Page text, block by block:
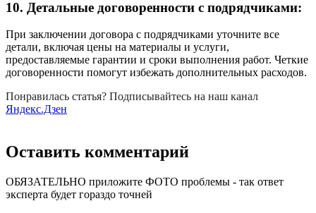
10. Детальные договоренности с подрядчиками:
При заключении договора с подрядчиками уточните все
детали, включая цены на материалы и услуги,
предоставляемые гарантии и сроки выполнения работ. Четкие
договоренности помогут избежать дополнительных расходов.
Понравилась статья? Подписывайтесь на наш канал
Яндекс.Дзен
Оставить комментарий
ОБЯЗАТЕЛЬНО приложите ФОТО проблемы - так ответ
эксперта будет гораздо точней